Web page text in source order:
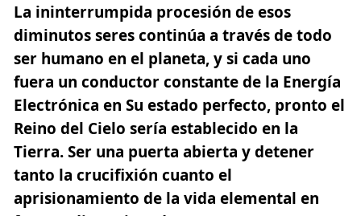
La ininterrumpida procesión de esos
diminutos seres continúa a través de todo
ser humano en el planeta, y si cada uno
fuera un conductor constante de la Energía
Electrónica en Su estado perfecto, pronto el
Reino del Cielo sería establecido en la
Tierra. Ser una puerta abierta y detener
tanto la crucifixión cuanto el
aprisionamiento de la vida elemental en